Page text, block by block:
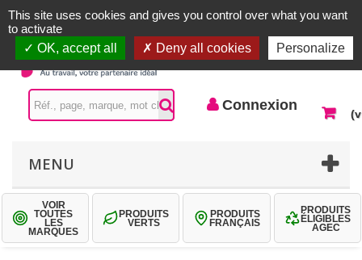
Contactez-nous
Connexion
MENU
VOIR
TOUTES
LES
MARQUES
PRODUITS
VERTS
PRODUITS
FRANÇAIS
PRODUITS
ÉLIGIBLES
AGEC
This site uses cookies and gives you control over what you want
to activate
OK, accept all
Deny all cookies Personalize